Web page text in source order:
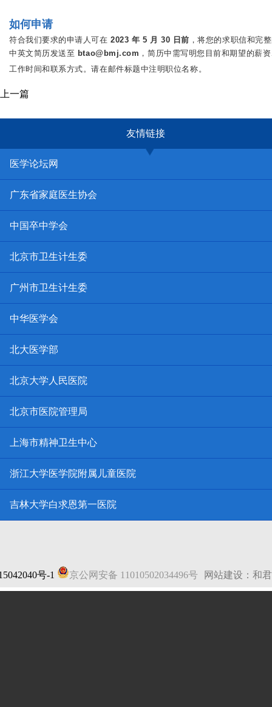
如何申请
符合我们要求的申请人可在 2023 年 5 月 30 日前 ，将您的求职信和完
中英文简历发送至 btao@bmj.com ，简历中需写明您目前和期望的薪
工作时间和联系方式。请在邮件标题中注明职位名称。
上一篇
友情链接
医学论坛网
广东省家庭医生协会
中国卒中学会
北京市卫生计生委
广州市卫生计生委
中华医学会
北大医学部
北京大学人民医院
北京市医院管理局
上海市精神卫生中心
浙江大学医学院附属儿童医院
吉林大学白求恩第一医院
号-1 京公网安备 11010502034496号 网站建设：和